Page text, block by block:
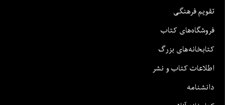
تقویم فرهنگی
فروشگاه‌های کتاب
کتابخانه‌های بزرگ
اطلاعات کتاب و نشر
دانشنامه